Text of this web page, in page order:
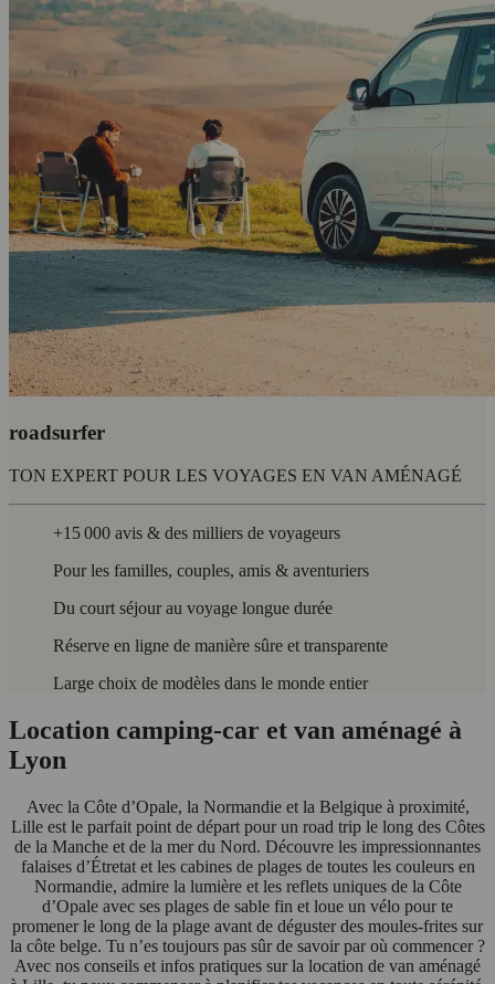
roadsurfer
TON EXPERT POUR LES VOYAGES EN VAN AMÉNAGÉ
+15 000 avis & des milliers de voyageurs
Pour les familles, couples, amis & aventuriers
Du court séjour au voyage longue durée
Réserve en ligne de manière sûre et transparente
Large choix de modèles dans le monde entier
Location camping-car et van aménagé à
Lyon
Avec la Côte d’Opale, la Normandie et la Belgique à proximité,
Lille est le parfait point de départ pour un road trip le long des Côtes
de la Manche et de la mer du Nord. Découvre les impressionnantes
falaises d’Étretat et les cabines de plages de toutes les couleurs en
Normandie, admire la lumière et les reflets uniques de la Côte
d’Opale avec ses plages de sable fin et loue un vélo pour te
promener le long de la plage avant de déguster des moules-frites sur
la côte belge. Tu n’es toujours pas sûr de savoir par où commencer ?
Avec nos conseils et infos pratiques sur la location de van aménagé